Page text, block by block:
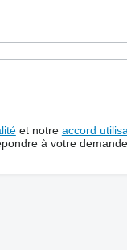
et notre accord
à votre demande.